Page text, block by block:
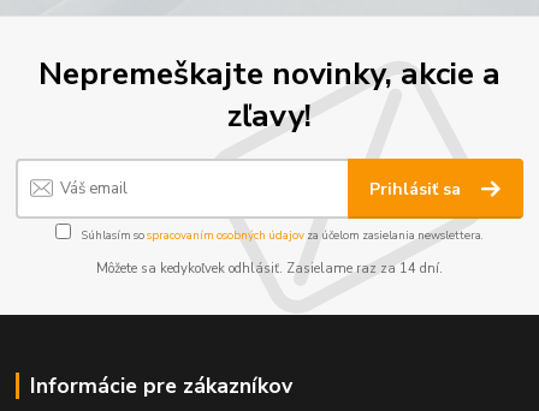
Nepremeškajte novinky, akcie a
zľavy!
Prihlásiť sa
Súhlasím sospracovaním osobných údajov za účelom zasielania newslettera.
Môžete sa kedykoľvek odhlásiť. Zasielame raz za 14 dní.
Informácie pre zákazníkov